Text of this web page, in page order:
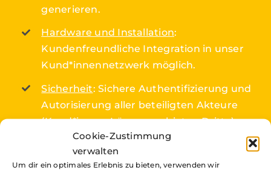
Cookie-Zustimmung
verwalten
Um dir ein optimales Erlebnis zu bieten, verwenden wir
generieren.
Hardware und Installation:
Kundenfreundliche Integration in unser
Kund*innennetzwerk möglich.
Sicherheit: Sichere Authentifizierung und
Autorisierung aller beteiligten Akteure
(Kund*innen, Lösungsanbieter, Dritte).
: Verschlüsselung der
Datenübertragung und –speicherung.